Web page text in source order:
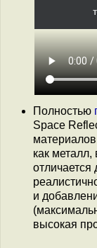
Полностью
Space
как
и
высокая